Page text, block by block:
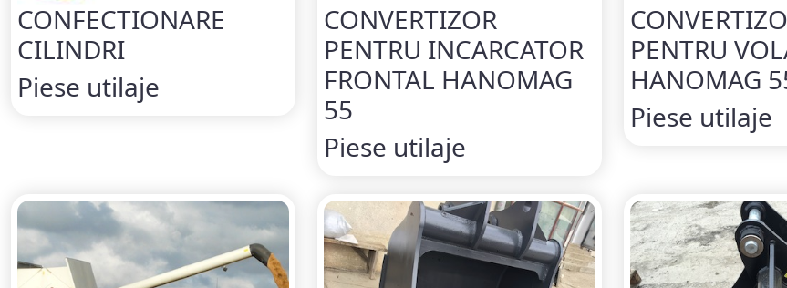
CONFECTIONARE
CILINDRI
Piese utilaje
CONVERTIZOR
PENTRU INCARCATOR
FRONTAL HANOMAG
55
Piese utilaje
PENTRU
HANOMAG
Piese utilaje